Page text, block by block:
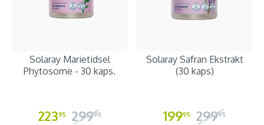
Solaray Marietidsel
Phytosome - 30 kaps.
22395 29995
Solaray Safran Ekstrakt
(30 kaps)
19995 29995